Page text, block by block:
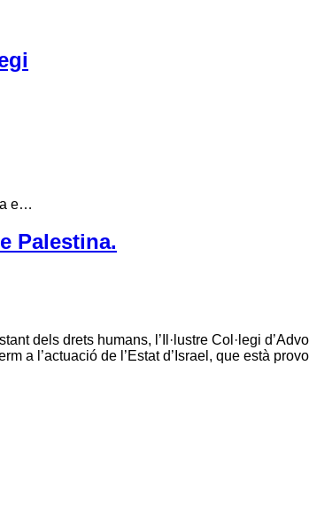
e…
Palestina.
dels drets humans, l’Il·lustre Col·legi
a l’actuació de l’Estat d’Israel, que està